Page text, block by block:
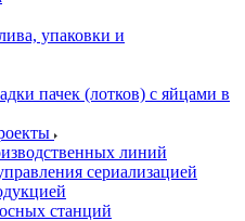
упаковки и
пачек (лотков) с яйцами в
линий
сериализацией
станций